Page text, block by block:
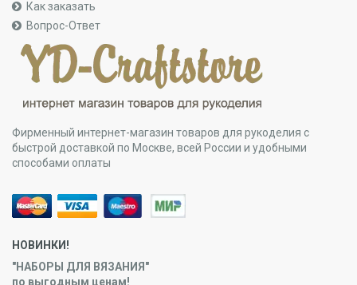
Как заказать
Вопрос-Ответ
Фирменный интернет-магазин товаров для рукоделия с
быстрой доставкой по Москве, всей России и удобными
способами оплаты
НОВИНКИ!
"НАБОРЫ ДЛЯ ВЯЗАНИЯ"
по выгодным ценам!